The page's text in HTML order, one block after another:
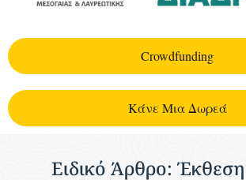
Crowdfunding
Kάνε Μια Δωρεά
Ειδικό Άρθρο: